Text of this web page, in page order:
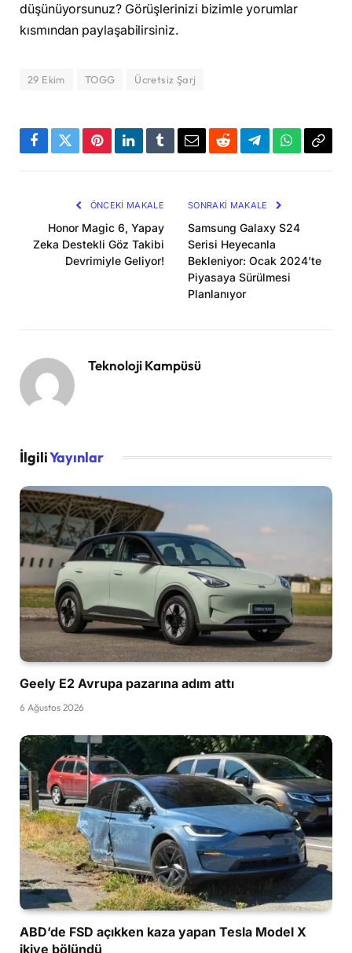
düşünüyorsunuz? Görüşlerinizi bizimle yorumlar
kısmından paylaşabilirsiniz.
29 Ekim TOGG Ücretsiz Şarj
Facebook
TwitterPinterestLinkedInTumblrEmailRedditTelegramWhatsApp
ÖNCEKI MAKALE
Honor Magic 6, Yapay
Zeka Destekli Göz Takibi
Devrimiyle Geliyor!
SONRAKI MAKALE
Samsung Galaxy S24
Serisi Heyecanla
Bekleniyor: Ocak 2024’te
Piyasaya Sürülmesi
Planlanıyor
Teknoloji Kampüsü
İlgiliYayınlar
Geely E2 Avrupa pazarına adım attı
6 Ağustos 2026
ABD’de FSD açıkken kaza yapan Tesla Model X
ikiye bölündü